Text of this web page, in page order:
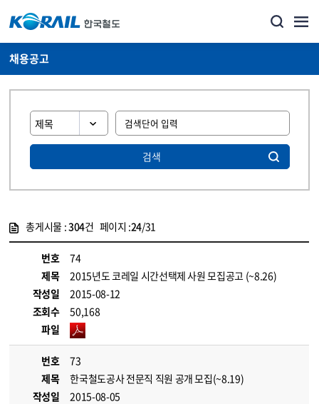
채용공고
검색
총게시물 :304건 페이지 :24/31
번호
74
제목
2015년도 코레일 시간선택제 사원 모집공고 (~8.26)
작성일
2015-08-12
조회수
50,168
파일
번호
73
제목
한국철도공사 전문직 직원 공개 모집(~8.19)
작성일
2015-08-05